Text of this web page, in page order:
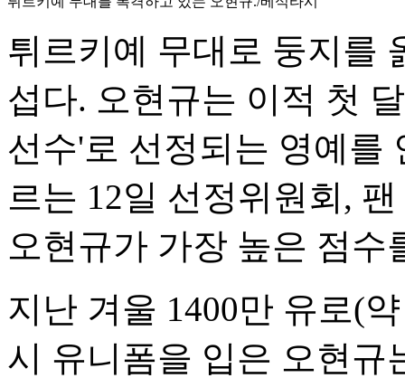
튀르키예 무대로 둥지를
섭다. 오현규는 이적 첫
선수'로 선정되는 영예를
르는 12일 선정위원회,
오현규가 가장 높은 점수
지난 겨울 1400만 유로(
시 유니폼을 입은 오현규